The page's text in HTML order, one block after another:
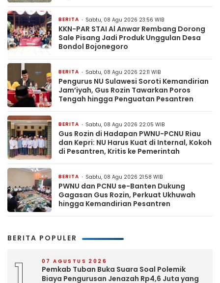
BERITA Sabtu, 08 Agu 2026 23:56 WIB
KKN-PAR STAI Al Anwar Rembang Dorong
Sale Pisang Jadi Produk Unggulan Desa
Bondol Bojonegoro
BERITA Sabtu, 08 Agu 2026 22:11 WIB
Pengurus NU Sulawesi Soroti Kemandirian
Jam’iyah, Gus Rozin Tawarkan Poros
Tengah hingga Penguatan Pesantren
BERITA Sabtu, 08 Agu 2026 22:05 WIB
Gus Rozin di Hadapan PWNU-PCNU Riau
dan Kepri: NU Harus Kuat di Internal, Kokoh
di Pesantren, Kritis ke Pemerintah
BERITA Sabtu, 08 Agu 2026 21:58 WIB
PWNU dan PCNU se-Banten Dukung
Gagasan Gus Rozin, Perkuat Ukhuwah
hingga Kemandirian Pesantren
BERITA POPULER
1 07 AGUSTUS 2026
Pemkab Tuban Buka Suara Soal Polemik
Biaya Pengurusan Jenazah Rp4,6 Juta yang